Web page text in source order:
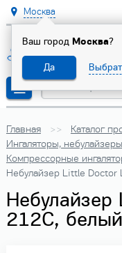
Москва
Ваш город Москва?
Да
Главная
Каталог
Ингаляторы, небулайзеры
Компрессорные
Небулайзер Little Doctor
212C, белый